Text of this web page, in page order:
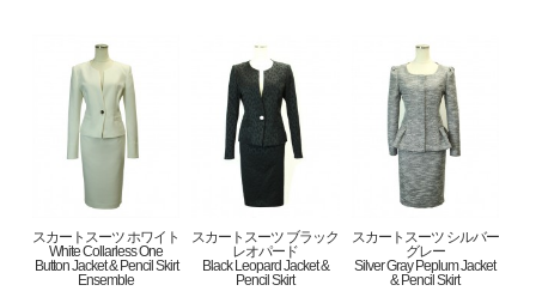
スカートスーツ ホワイト
White Collarless One
Button Jacket & Pencil Skirt
Ensemble
スカートスーツ ブラック
レオパード
Black Leopard Jacket &
Pencil Skirt
スカートスーツ シルバー
グレー
Silver Gray Peplum Jacket
& Pencil Skirt